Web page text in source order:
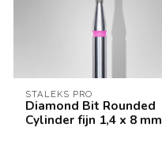
STALEKS PRO
Diamond Bit Rounded
Cylinder fijn 1,4 x 8 mm